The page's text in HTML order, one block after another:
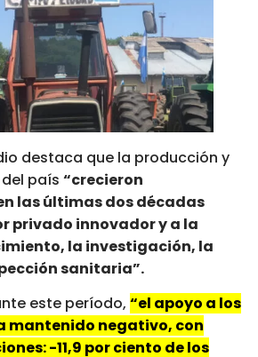
destaca que la producción y
país “crecieron
las últimas dos décadas
privado innovador y a la
la investigación, la
sanitaria”.
este período, “el apoyo a los
mantenido negativo, con
-11,9 por ciento de los